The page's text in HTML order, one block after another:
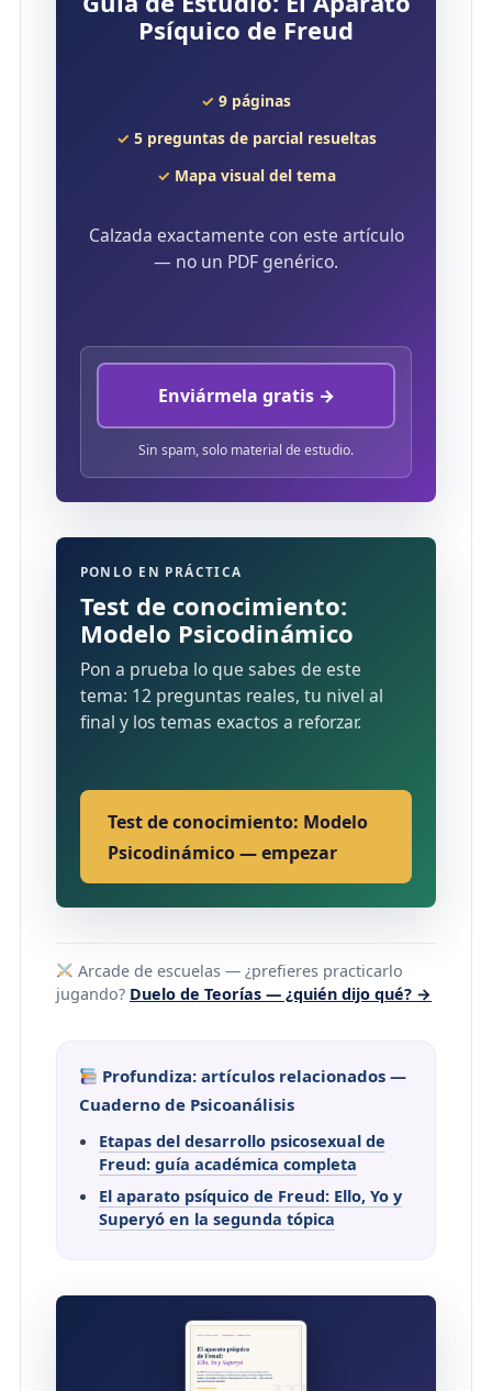
Psíquico de Freud
9 páginas
5 preguntas de parcial resueltas
Mapa visual del tema
Calzada exactamente con este artículo
— no un PDF genérico.
Enviármela gratis →
Sin spam, solo material de estudio.
PONLO EN PRÁCTICA
Test de conocimiento:
Modelo Psicodinámico
Pon a prueba lo que sabes de este
tema: 12 preguntas reales, tu nivel al
final y los temas exactos a reforzar.
Test de conocimiento: Modelo
Psicodinámico — empezar
Arcade de escuelas — ¿prefieres practicarlo
jugando? Duelo de Teorías — ¿quién dijo qué? →
Profundiza: artículos relacionados —
Cuaderno de Psicoanálisis
Etapas del desarrollo psicosexual de
Freud: guía académica completa
El aparato psíquico de Freud: Ello, Yo y
Superyó en la segunda tópica